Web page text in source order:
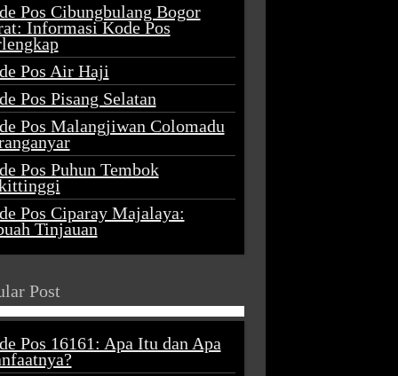
Pos Cibungbulang Bogor
Informasi Kode Pos
Pos Air Haji
Pos Pisang Selatan
Pos Malangjiwan Colomadu
Pos Puhun Tembok
Pos Ciparay Majalaya:
Tinjauan
Post
Pos 16161: Apa Itu dan Apa